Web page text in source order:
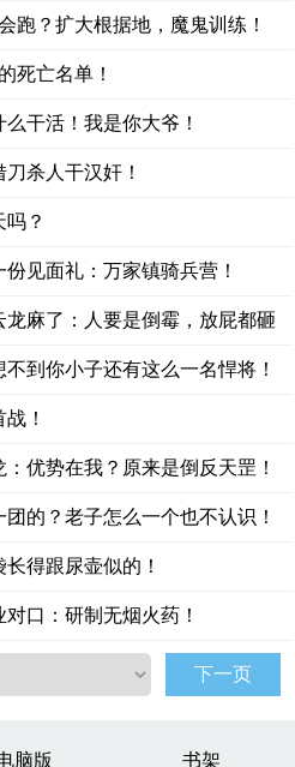
跑？扩大根据地，魔鬼训练！
死亡名单！
干活！我是你大爷！
杀人干汉奸！
？
见面礼：万家镇骑兵营！
麻了：人要是倒霉，放屁都砸
到你小子还有这么一名悍将！
！
优势在我？原来是倒反天罡！
的？老子怎么一个也不认识！
得跟尿壶似的！
口：研制无烟火药！
下一页
脑版 书架